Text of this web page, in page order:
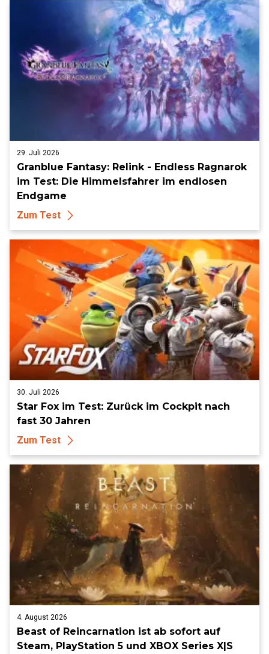
29. Juli 2026
Granblue Fantasy: Relink - Endless Ragnarok
im Test: Die Himmelsfahrer im endlosen
Endgame
Zum Test
30. Juli 2026
Star Fox im Test: Zurück im Cockpit nach
fast 30 Jahren
Zum Test
4. August 2026
Beast of Reincarnation ist ab sofort auf
Steam, PlayStation 5 und XBOX Series X|S